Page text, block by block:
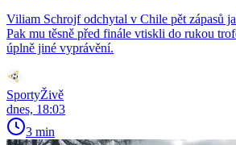
Viliam Schrojf odchytal v Chile pět zápasů
Pak mu těsně před finále vtiskli do rukou
úplně jiné vyprávění.
SportyŽivě
dnes, 18:03
3 min